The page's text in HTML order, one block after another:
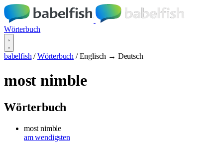
Wörterbuch
babelfish / Wörterbuch / Englisch → Deutsch
most nimble
Wörterbuch
most nimble
am wendigsten